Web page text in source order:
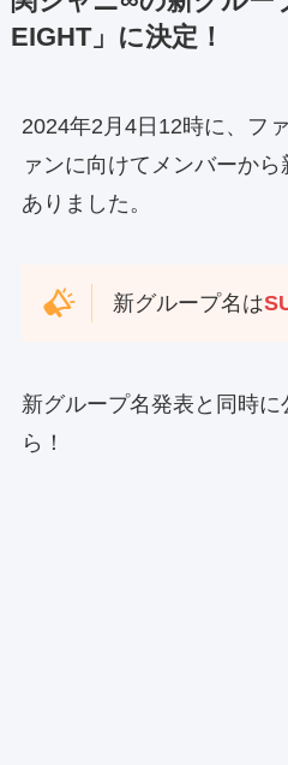
EIGHT」 に決定！
2024年2月4日12時に、フ
ァンに向けてメンバーか
ありました。
新グループ名は
新グループ名発表と同時
ら！